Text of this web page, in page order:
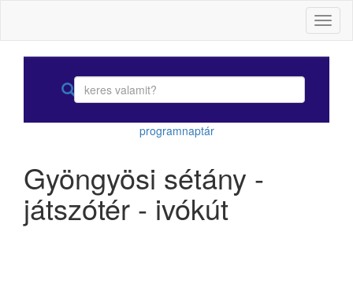
programnaptár
Gyöngyösi sétány -
játszótér - ivókút